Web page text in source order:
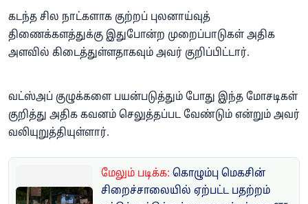
கடந்த சில நாட்களாக குற்றப் புலனாய்வுத்
திணைக்களத்துக்கு இதுபோன்ற முறைப்பாடுகள் அதிக
அளவில் கிடைத்துள்ளதாகவும் அவர் குறிப்பிட்டார்.
வட்ஸ்அப் குழுக்களை பயன்படுத்தும் போது இந்த மோசடிகள்
குறித்து அதிக கவனம் செலுத்தப்பட வேண்டும் என்றும் அவர்
வலியுறுத்தியுள்ளார்.
மேலும் படிக்க: கொழும்பு மெகசின்
சிறைச்சாலையில் ஏற்பட்ட பதற்றம்